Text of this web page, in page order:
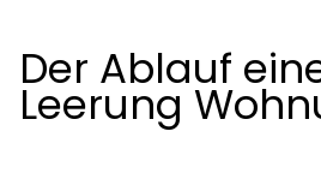
Der Ablauf
Leerung